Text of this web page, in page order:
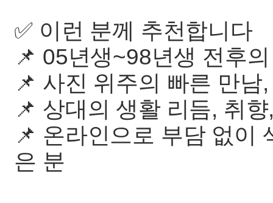
✅ 이런 분께 추천합니다
📌 05년생~98년생 전후
📌 사진 위주의 빠른 만
📌 상대의 생활 리듬, 취
📌 온라인으로 부담 없이
은 분